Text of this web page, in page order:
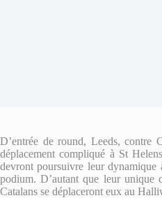
D’entrée de round, Leeds, contre
déplacement compliqué à St
devront poursuivre leur dynamique
podium. D’autant que leur
Catalans se déplaceront eux au